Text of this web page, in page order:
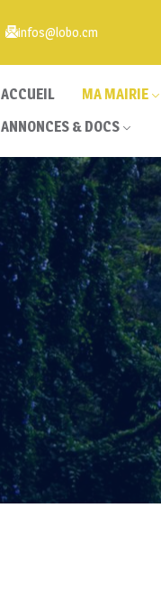
infos@lobo.cm
ACCUEIL MA MAIRIE
ANNONCES & DOCS